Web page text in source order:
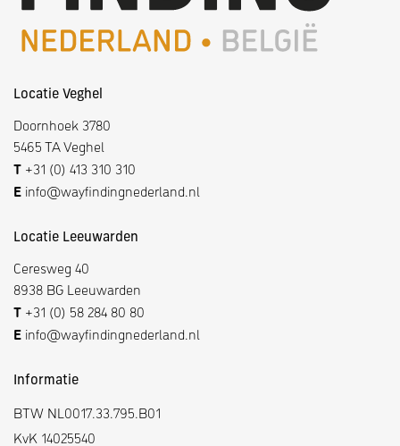
Locatie Veghel
Doornhoek 3780
5465 TA Veghel
T +31 (0) 413 310 310
E info@wayfindingnederland.nl
Locatie Leeuwarden
Ceresweg 40
8938 BG Leeuwarden
T +31 (0) 58 284 80 80
E info@wayfindingnederland.nl
Informatie
BTW NL0017.33.795.B01
KvK 14025540